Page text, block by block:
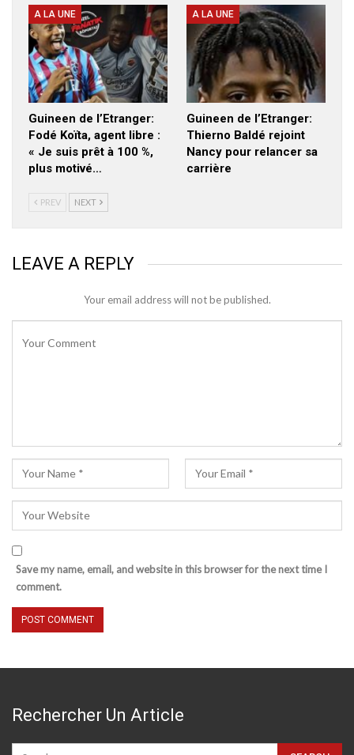
A LA UNE
Guineen de l’Etranger:
Fodé Koïta, agent libre :
« Je suis prêt à 100 %,
plus motivé…
A LA UNE
Guineen de l’Etranger:
Thierno Baldé rejoint
Nancy pour relancer sa
carrière
PREV NEXT
LEAVE A REPLY
Your email address will not be published.
Save my name, email, and website in this browser for the next time I
comment.
Rechercher Un Article